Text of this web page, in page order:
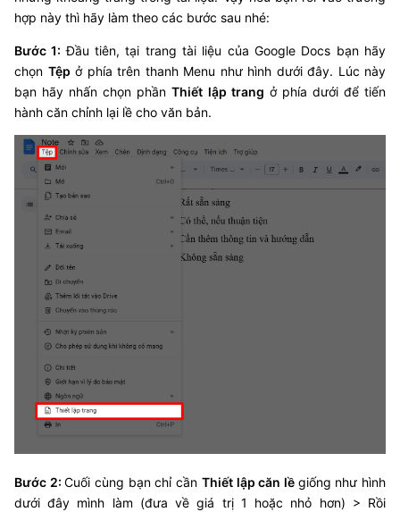
hợp này thì hãy làm theo các bước sau nhé:
Bước 1:Đầu tiên, tại trang tài liệu của Google Docs bạn hãy
chọn Tệp ở phía trên thanh Menu như hình dưới đây. Lúc này
bạn hãy nhấn chọn phầnThiết lập trang ở phía dưới để tiến
hành căn chỉnh lại lề cho văn bản.
Bước 2:Cuối cùng bạn chỉ cần Thiết lập căn lề giống như hình
dưới đây mình làm (đưa về giá trị 1 hoặc nhỏ hơn) > Rồi